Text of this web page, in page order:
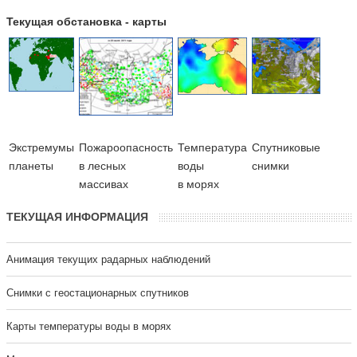
Текущая обстановка - карты
Экстремумы
планеты
Пожароопасность
в лесных
массивах
Температура
воды
в морях
Cпутниковые
снимки
ТЕКУЩАЯ ИНФОРМАЦИЯ
Анимация текущих радарных наблюдений
Cнимки с геостационарных спутников
Карты температуры воды в морях